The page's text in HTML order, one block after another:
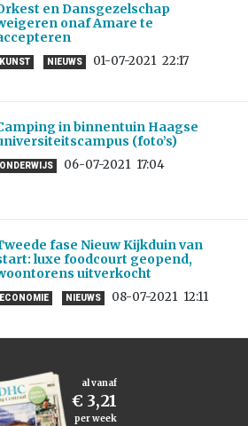
en Dansgezelschap
onaf Amare te
KUNST NIEUWS 01-07-2021 22:17
in binnentuin Haagse
(foto’s)
ONDERWIJS 06-07-2021 17:04
fase Nieuw Kijkduin van
luxe foodcourt geopend,
uitverkocht
ECONOMIE NIEUWS 08-07-2021 12:11
al vanaf
€ 3,21
per week